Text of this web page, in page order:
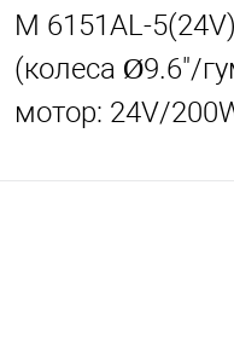
M 6151AL-
(колеса Ø9.6"/
мотор: 24V/